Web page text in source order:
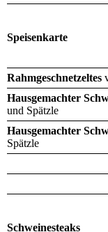
Speisenkarte
Rahmgeschnetzeltes
Hausgemachter
und Spätzle
Hausgemachter
Spätzle
Schweinesteaks